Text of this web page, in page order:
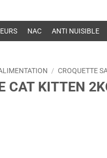
NAC ANTI NUISIBLE
/ CROQUETTE
CAT KITTEN